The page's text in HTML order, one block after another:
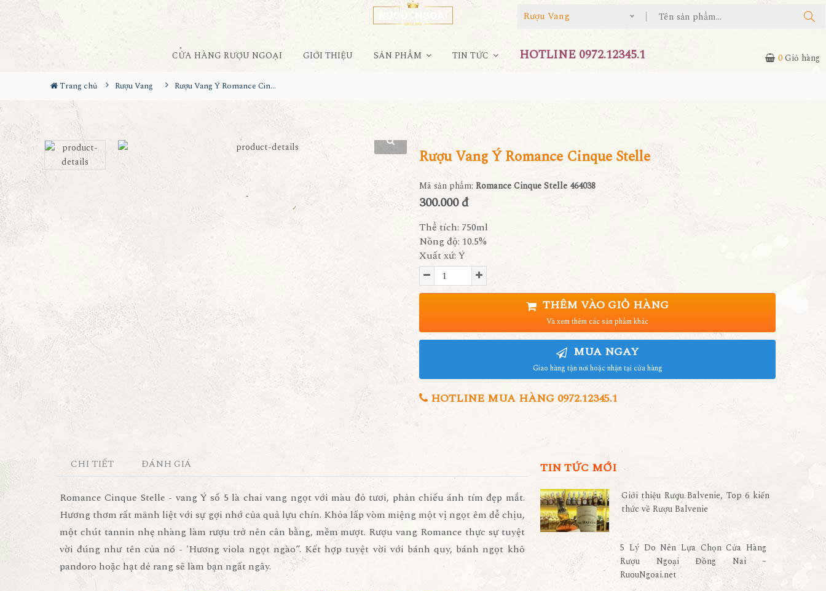
Rượu Vang
CỬA HÀNG RƯỢU NGOẠI GIỚI THIỆU SẢN PHẨM TIN TỨC HOTLINE 0972.12345.1 0Giỏ hàng
Trang chủ Rượu Vang Rượu Vang Ý Romance Cinque Stelle
Rượu Vang Ý Romance Cinque Stelle
Mã sản phẩm: Romance Cinque Stelle 464038
300.000 đ
Thể tích: 750ml
Nồng độ: 10.5%
Xuất xứ: Ý
THÊM VÀO GIỎ HÀNG
Và xem thêm các sản phẩm khác
MUA NGAY
Giao hàng tận nơi hoặc nhận tại cửa hàng
HOTLINE MUA HÀNG 0972.12345.1
CHI TIẾT ĐÁNH GIÁ
Romance Cinque Stelle - vang Ý số 5 là chai vang ngọt với màu đỏ tươi, phản chiếu ánh tím đẹp mắt.
Hương thơm rất mãnh liệt với sự gợi nhớ của quả lựu chín. Khỏa lấp vòm miệng một vị ngọt êm dễ chịu,
một chút tannin nhẹ nhàng làm rượu trở nên cân bằng, mềm mượt. Rượu vang Romance thực sự tuyệt
vời đúng như tên của nó - 'Hương viola ngọt ngào”. Kết hợp tuyệt vời với bánh quy, bánh ngọt khô
pandoro hoặc hạt dẻ rang sẽ làm bạn ngất ngây.
TIN TỨC MỚI
Giới thiệu Rượu Balvenie, Top 6 kiến
thức về Rượu Balvenie
5 Lý Do Nên Lựa Chọn Cửa Hàng
Rượu Ngoại Đồng Nai –
RuouNgoai.net